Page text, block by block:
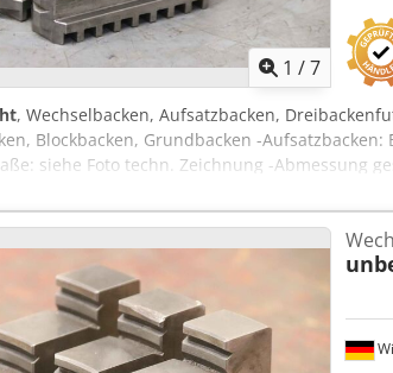
1 /7
, Wechselbacken, Aufsatzbacken,
Blockbacken, Grundbacken -
siehe Foto techn. Zeichnung -Abmessung